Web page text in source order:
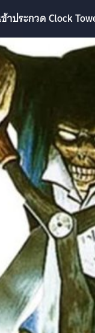
าประกวด Clock